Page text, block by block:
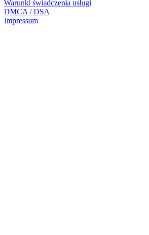
Warunki świadczenia usługi
DMCA / DSA
Impressum